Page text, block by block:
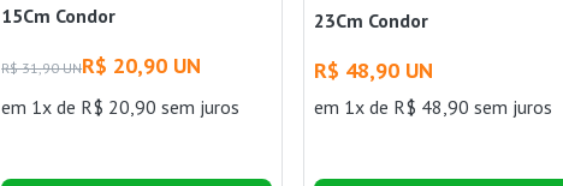
15Cm Condor
R$ 31,90 UNR$ 20,90 UN
em 1x de R$ 20,90 sem juros
23Cm Condor
R$ 48,90 UN
em 1x de R$ 48,90 sem juros